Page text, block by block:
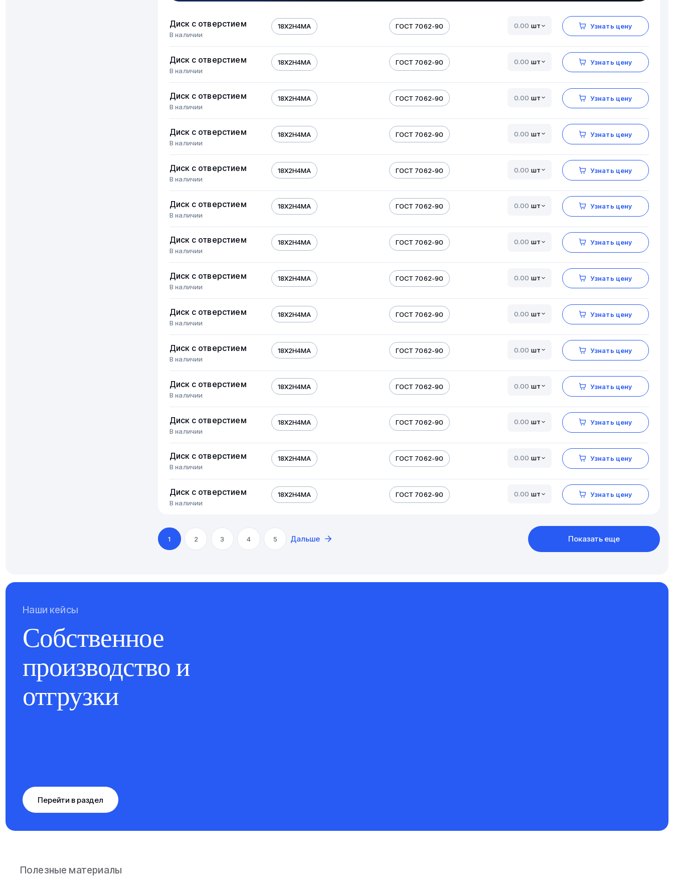
Диск с отверстием
В наличии
18Х2Н4МА ГОСТ 7062-90 шт Узнать цену
Диск с отверстием
В наличии
18Х2Н4МА ГОСТ 7062-90 шт Узнать цену
Диск с отверстием
В наличии
18Х2Н4МА ГОСТ 7062-90 шт Узнать цену
Диск с отверстием
В наличии
18Х2Н4МА ГОСТ 7062-90 шт Узнать цену
Диск с отверстием
В наличии
18Х2Н4МА ГОСТ 7062-90 шт Узнать цену
Диск с отверстием
В наличии
18Х2Н4МА ГОСТ 7062-90 шт Узнать цену
Диск с отверстием
В наличии
18Х2Н4МА ГОСТ 7062-90 шт Узнать цену
Диск с отверстием
В наличии
18Х2Н4МА ГОСТ 7062-90 шт Узнать цену
Диск с отверстием
В наличии
18Х2Н4МА ГОСТ 7062-90 шт Узнать цену
Диск с отверстием
В наличии
18Х2Н4МА ГОСТ 7062-90 шт Узнать цену
Диск с отверстием
В наличии
18Х2Н4МА ГОСТ 7062-90 шт Узнать цену
Диск с отверстием
В наличии
18Х2Н4МА ГОСТ 7062-90 шт Узнать цену
Диск с отверстием
В наличии
18Х2Н4МА ГОСТ 7062-90 шт Узнать цену
Диск с отверстием
В наличии
18Х2Н4МА ГОСТ 7062-90 шт Узнать цену
1 2 3 4 5 Дальше Показать еще
Наши кейсы
Собственное
производство и
отгрузки
Перейти в раздел
Полезные материалы